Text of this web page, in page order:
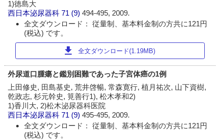
1)徳島大
西日本泌尿器科 71 (9)494-495, 2009.
全文ダウンロード： 従量制、基本料金制の方共に121円
(税込) です。
download 全文ダウンロード(1.19MB)
外尿道口腫瘍と鑑別困難であった子宮体癌の1例
上田修史, 田島基史, 荒井啓暢, 常森寛行, 植月祐次, 山下資樹,
乾政志, 杉元幹史, 筧善行1), 松木孝和2)
1)香川大, 2)松木泌尿器科医院
西日本泌尿器科 71 (9)495-495, 2009.
全文ダウンロード： 従量制、基本料金制の方共に121円
(税込) です。